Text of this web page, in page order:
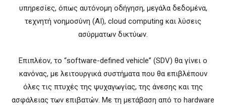
υπηρεσίες, όπως αυτόνομη οδήγηση, μεγάλα δεδομένα,
τεχνητή νοημοσύνη (AI), cloud computing και λύσεις
ασύρματων δικτύων.
Επιπλέον, το “software-defined vehicle” (SDV) θα γίνει ο
κανόνας, με λειτουργικά συστήματα που θα επιβλέπουν
όλες τις πτυχές της ψυχαγωγίας, της άνεσης και της
ασφάλειας των επιβατών. Με τη μετάβαση από το hardware